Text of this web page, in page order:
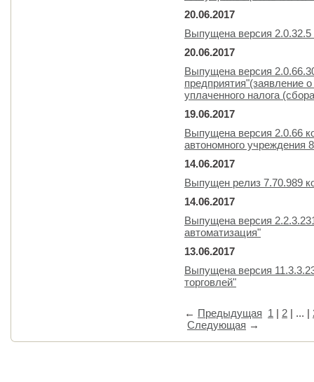
20.06.2017
Выпущена версия 2.0.32.5
20.06.2017
Выпущена версия
предприятия"(заявление
уплаченного налога
19.06.2017
Выпущена версия 2.0.66
автономного учреждения
14.06.2017
Выпущен релиз 7.70.989
14.06.2017
Выпущена версия
автоматизация"
13.06.2017
Выпущена версия
торговлей"
← Предыдущая 1 | 2 | ... |
Следующая →